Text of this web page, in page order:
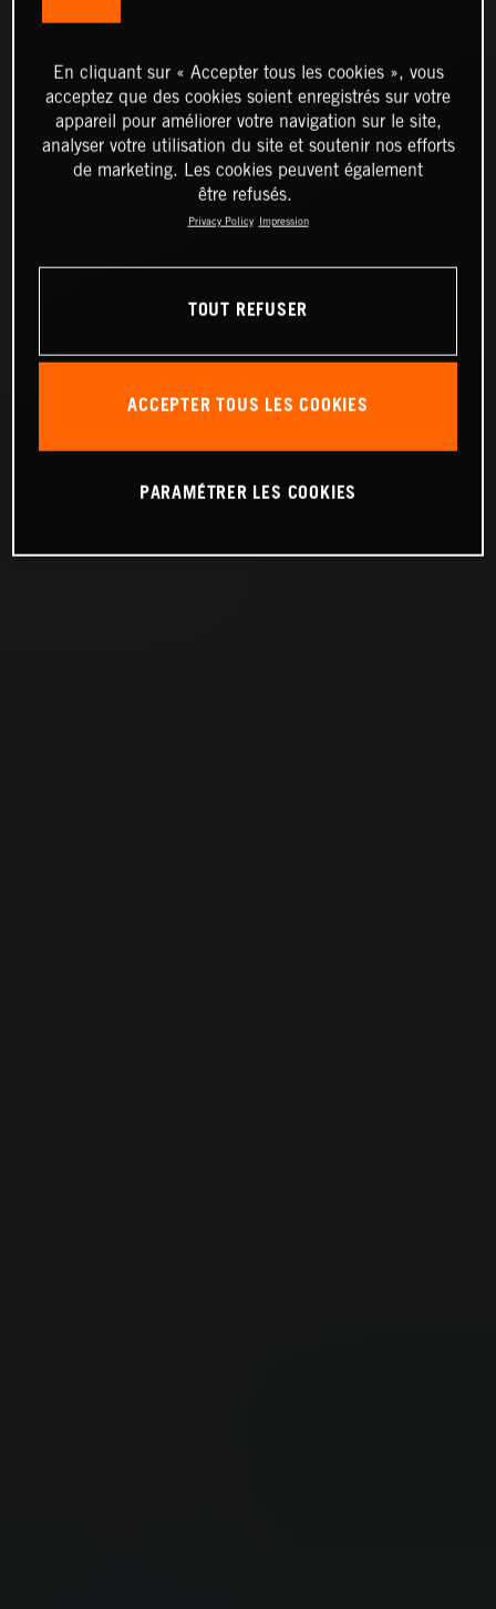
En cliquant sur « Accepter tous les cookies », vous
acceptez que des cookies soient enregistrés sur votre
appareil pour améliorer votre navigation sur le site,
analyser votre utilisation du site et soutenir nos efforts
de marketing. Les cookies peuvent également
être refusés.
Privacy Policy Impression
TOUT REFUSER
ACCEPTER TOUS LES COOKIES
PARAMÉTRER LES COOKIES